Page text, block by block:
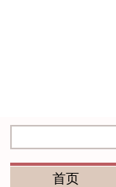
首页